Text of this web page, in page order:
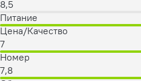
8,5
Питание
Цена/Качество
7
Номер
7,8